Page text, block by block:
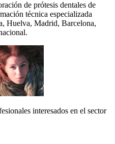
de prótesis dentales de
técnica especializada
Huelva, Madrid, Barcelona,
interesados en el sector